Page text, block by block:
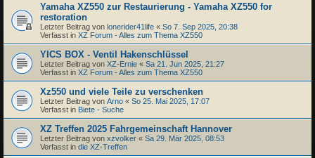
Yamaha XZ550 zur Restaurierung - Yamaha XZ550 for
restoration
Letzter Beitrag von lonerider41life « So 7. Sep 2025, 20:38
Verfasst in XZ Forum - Alles zum Thema XZ550
YICS BOX - Ventil Hakenschlüssel
Letzter Beitrag von XZ-Ernie « Sa 21. Jun 2025, 21:27
Verfasst in XZ Forum - Alles zum Thema XZ550
Xz550 und viele Teile zu verschenken
Letzter Beitrag von Arno « So 25. Mai 2025, 17:07
Verfasst in Biete - Suche
XZ Treffen 2025 Fahrgemeinschaft Hannover
Letzter Beitrag von xzvolker « Sa 29. Mär 2025, 08:53
Verfasst in die XZ-Treffen